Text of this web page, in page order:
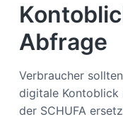
Abfrage
Verbraucher
digitale Kontoblick
der SCHUFA